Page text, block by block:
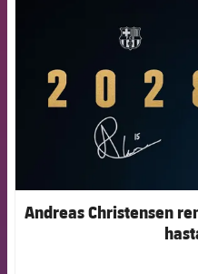
Andreas Christensen